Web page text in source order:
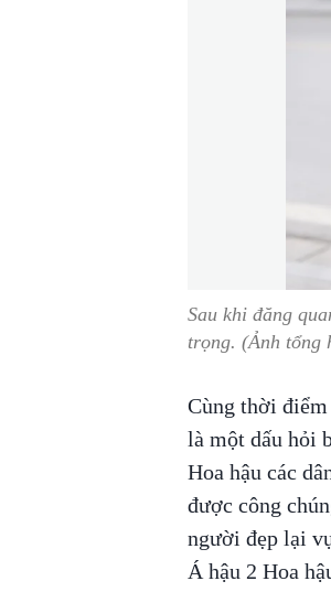
Sau khi đăng
trọng. (Ảnh tổng
Cùng thời
là một dấu hỏi
Hoa hậu các
được công
người đẹp lại
Á hậu 2 Hoa